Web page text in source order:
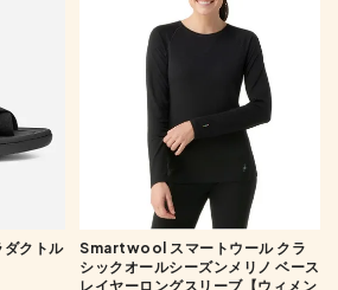
ダクトル
Smartwool スマートウール クラ
シックオールシーズンメリノ ベース
レイヤーロングスリーブ【ウィメン